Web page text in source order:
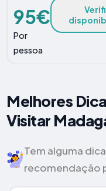
95€
Por
pessoa
Melhores
Visitar
Tem alguma
recomendação